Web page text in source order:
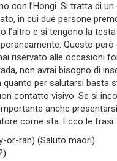
con l’Hongi. Si tratta di
in cui due persone
l’altro e si tengono la
Questo però
riservato alle occasioni
non avrai bisogno di
quanto per salutarsi basta
contatto visivo. Se si
anche
come sta. Ecco le frasi.
or-rah) (Saluto maori)